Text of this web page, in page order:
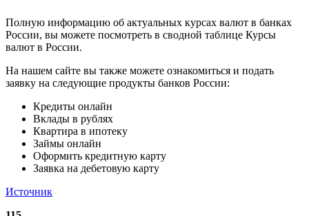
Полную информацию об актуальных курсах валют в банках
России, вы можете посмотреть в сводной таблице Курсы
валют в России.
На нашем сайте вы также можете ознакомиться и подать
заявку на следующие продукты банков России:
Кредиты онлайн
Вклады в рублях
Квартира в ипотеку
Займы онлайн
Оформить кредитную карту
Заявка на дебетовую карту
Источник